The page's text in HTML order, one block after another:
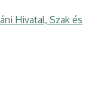
Hivatal, Szak és